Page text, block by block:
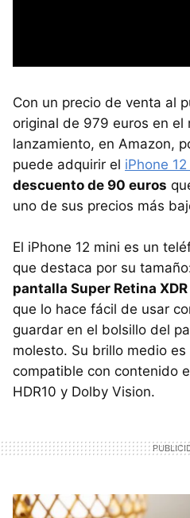
Con un precio de venta al
original de 979 euros en el
lanzamiento, en Amazon,
puede adquirir el iPhone
descuento de 90 euros
uno de sus precios más
El iPhone 12 mini es un
que destaca por su
pantalla Super Retina
que lo hace fácil de usar
guardar en el bolsillo del
molesto. Su brillo medio
compatible con contenido
HDR10 y Dolby Vision.